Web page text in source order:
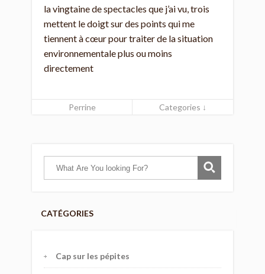
la vingtaine de spectacles que j’ai vu, trois
mettent le doigt sur des points qui me
tiennent à cœur pour traiter de la situation
environnementale plus ou moins
directement
Perrine Categories ↓
CATÉGORIES
Cap sur les pépites